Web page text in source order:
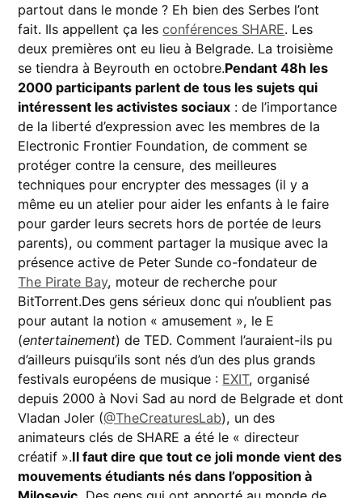
partout dans le monde ? Eh bien des Serbes l’ont
fait. Ils appellent ça lesconférences SHARE. Les
deux premières ont eu lieu à Belgrade. La troisième
se tiendra à Beyrouth en octobre.Pendant 48h les
2000 participants parlent de tous les sujets qui
intéressent les activistes sociaux : de l’importance
de la liberté d’expression avec les membres de la
Electronic Frontier Foundation, de comment se
protéger contre la censure, des meilleures
techniques pour encrypter des messages (il y a
même eu un atelier pour aider les enfants à le faire
pour garder leurs secrets hors de portée de leurs
parents), ou comment partager la musique avec la
présence active de Peter Sunde co-fondateur de
The Pirate Bay, moteur de recherche pour
BitTorrent.Des gens sérieux donc qui n’oublient pas
pour autant la notion « amusement », le E
(entertainement) de TED. Comment l’auraient-ils pu
d’ailleurs puisqu’ils sont nés d’un des plus grands
festivals européens de musique : EXIT, organisé
depuis 2000 à Novi Sad au nord de Belgrade et dont
Vladan Joler (@TheCreaturesLab), un des
animateurs clés de SHARE a été le « directeur
créatif ».Il faut dire que tout ce joli monde vient des
mouvements étudiants nés dans l’opposition à